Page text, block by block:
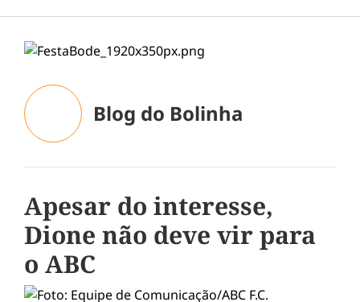
Blog do Bolinha
Apesar do interesse,
Dione não deve vir para
o ABC